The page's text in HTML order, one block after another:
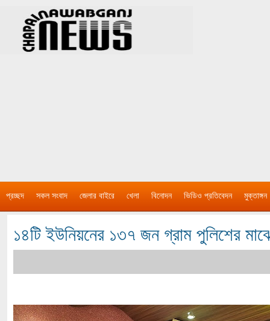
প্রচ্ছদ সকল সংবাদ জেলার বাইরে খেলা বিনোদন ভিডিও প্রতিবেদন মুক্তাঙ্গন
১৪টি ইউনিয়নের ১৩৭ জন গ্রাম পুলিশের